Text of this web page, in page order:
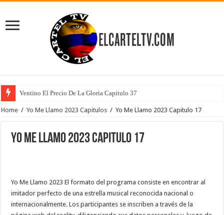
Ventino El Precio De La Gloria Capitulo 37
Home / Yo Me Llamo 2023 Capitulos / Yo Me Llamo 2023 Capitulo 17
Yo Me Llamo 2023 Capitulo 17
Yo Me Llamo 2023 El formato del programa consiste en encontrar al
imitador perfecto de una estrella musical reconocida nacional o
internacionalmente. Los participantes se inscriben a través de la